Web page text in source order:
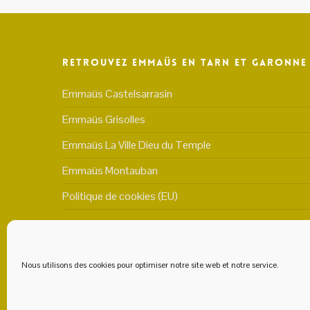
Nous utilisons des cookies pour optimiser notre site web et notre service.
Retrouvez Emmaüs en Tarn et Garonne
Emmaüs Castelsarrasin
Emmaüs Grisolles
Emmaüs La Ville Dieu du Temple
Emmaüs Montauban
Politique de cookies (EU)